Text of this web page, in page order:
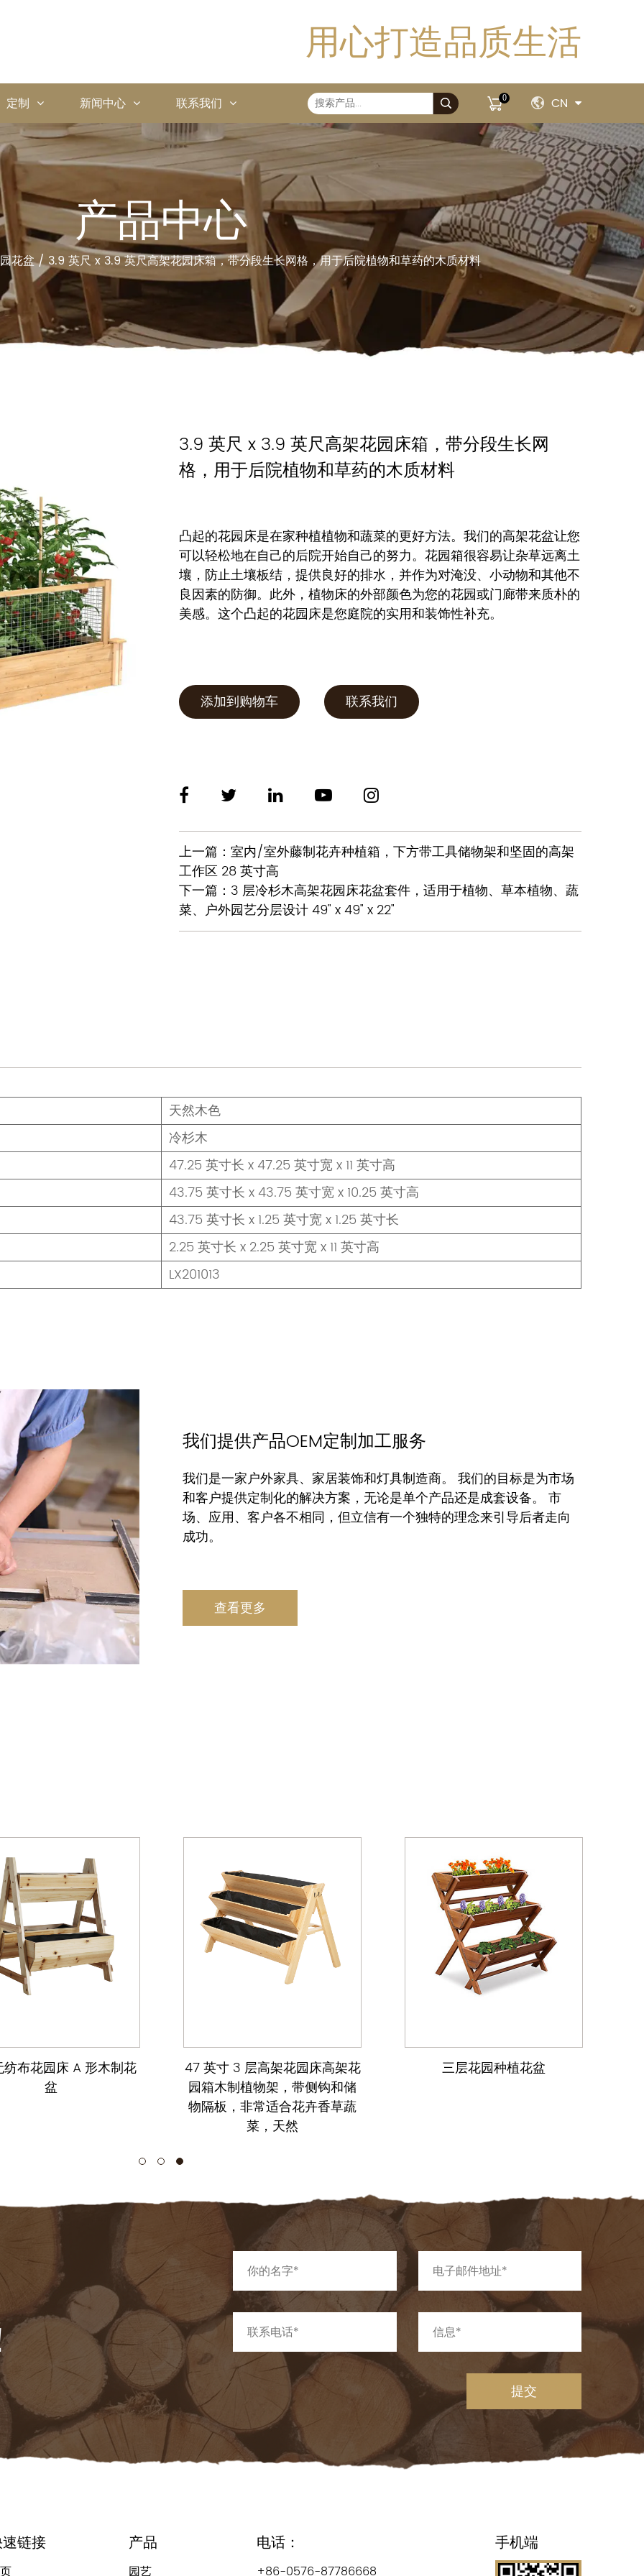
用心打造品质生活
定制 新闻中心 联系我们 0 CN
产品中心
花盆/3.9 英尺 x 3.9 英尺高架花园床箱，带分段生长网格，用于后院植物和草药的木质材料
3.9 英尺 x 3.9 英尺高架花园床箱，带分段生长网
格，用于后院植物和草药的木质材料
凸起的花园床是在家种植植物和蔬菜的更好方法。我们的高架花盆让您
可以轻松地在自己的后院开始自己的努力。花园箱很容易让杂草远离土
壤，防止土壤板结，提供良好的排水，并作为对淹没、小动物和其他不
良因素的防御。此外，植物床的外部颜色为您的花园或门廊带来质朴的
美感。这个凸起的花园床是您庭院的实用和装饰性补充。
添加到购物车 联系我们
上一篇：室内/室外藤制花卉种植箱，下方带工具储物架和坚固的高架
工作区 28 英寸高
下一篇：3 层冷杉木高架花园床花盆套件，适用于植物、草本植物、蔬
菜、户外园艺分层设计 49" x 49" x 22"
天然木色
冷杉木
47.25 英寸长 x 47.25 英寸宽 x 11 英寸高
43.75 英寸长 x 43.75 英寸宽 x 10.25 英寸高
43.75 英寸长 x 1.25 英寸宽 x 1.25 英寸长
2.25 英寸长 x 2.25 英寸宽 x 11 英寸高
LX201013
我们提供产品OEM定制加工服务
我们是一家户外家具、家居装饰和灯具制造商。 我们的目标是为市场
和客户提供定制化的解决方案，无论是单个产品还是成套设备。 市
场、应用、客户各不相同，但立信有一个独特的理念来引导后者走向
成功。
查看更多
布花园床 A 形木制花
盆
47 英寸 3 层高架花园床高架花
园箱木制植物架，带侧钩和储
物隔板，非常适合花卉香草蔬
菜，天然
三层花园种植花盆
提交
链接 产品
园艺
电话：
+86-0576-87786668
手机端